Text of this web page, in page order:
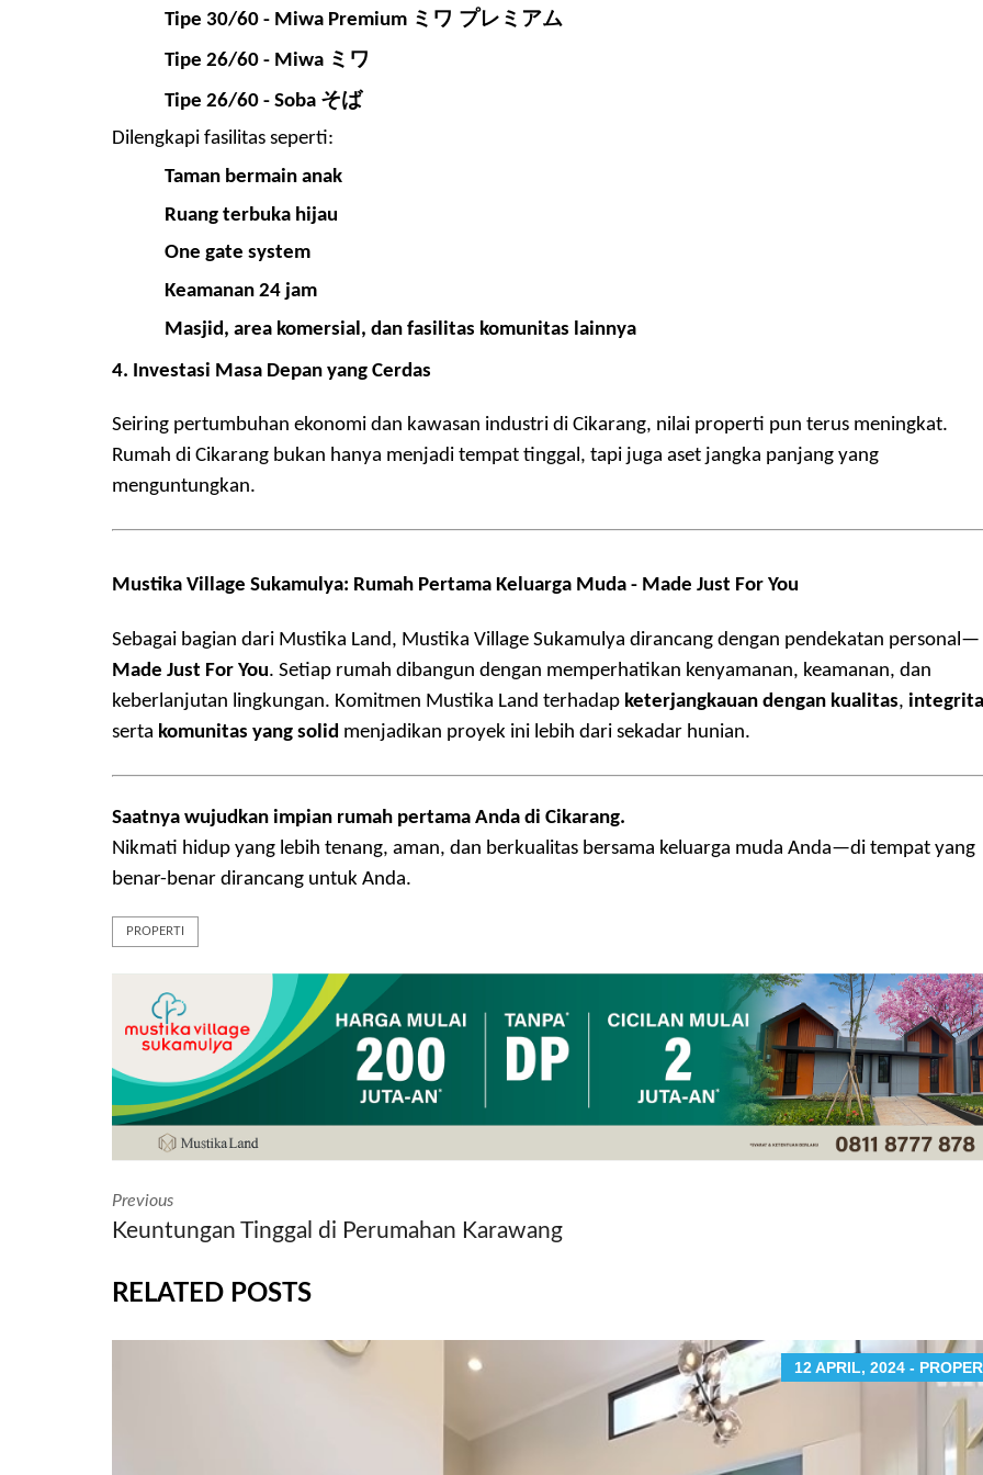
Tipe 30/60 - Miwa Premium ミワ プレミアム
Tipe 26/60 - Miwa ミワ
Tipe 26/60 - Soba そば
Dilengkapi fasilitas seperti:
Taman bermain anak
Ruang terbuka hijau
One gate system
Keamanan 24 jam
Masjid, area komersial, dan fasilitas komunitas lainnya
4. Investasi Masa Depan yang Cerdas
Seiring pertumbuhan ekonomi dan kawasan industri di Cikarang, nilai properti pun terus meningkat.
Rumah di Cikarang bukan hanya menjadi tempat tinggal, tapi juga aset jangka panjang yang
menguntungkan.
Mustika Village Sukamulya: Rumah Pertama Keluarga Muda - Made Just For You
Sebagai bagian dari Mustika Land, Mustika Village Sukamulya dirancang dengan pendekatan personal—
Made Just For You. Setiap rumah dibangun dengan memperhatikan kenyamanan, keamanan, dan
keberlanjutan lingkungan. Komitmen Mustika Land terhadap keterjangkauan dengan kualitas,
serta komunitas yang solid menjadikan proyek ini lebih dari sekadar hunian.
Saatnya wujudkan impian rumah pertama Anda di Cikarang.
Nikmati hidup yang lebih tenang, aman, dan berkualitas bersama keluarga muda Anda—di tempat yang
benar-benar dirancang untuk Anda.
PROPERTI
Previous
Keuntungan Tinggal di Perumahan Karawang
RELATED POSTS
12 APRIL, 2024 -